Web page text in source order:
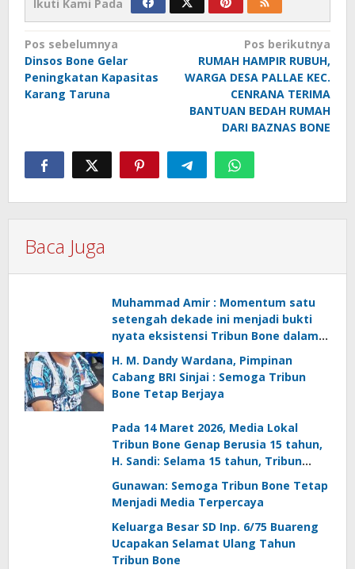
Ikuti Kami Pada
Navigasi
pos
Pos sebelumnya
Dinsos Bone Gelar
Peningkatan Kapasitas
Karang Taruna
Pos berikutnya
RUMAH HAMPIR RUBUH,
WARGA DESA PALLAE KEC.
CENRANA TERIMA
BANTUAN BEDAH RUMAH
DARI BAZNAS BONE
Baca Juga
Muhammad Amir : Momentum satu
setengah dekade ini menjadi bukti
nyata eksistensi Tribun Bone dalam
mengawal dinamika informasi dan
pembangunan di Kabupaten Bone
H. M. Dandy Wardana, Pimpinan
Cabang BRI Sinjai : Semoga Tribun
Bone Tetap Berjaya
Pada 14 Maret 2026, Media Lokal
Tribun Bone Genap Berusia 15 tahun,
H. Sandi: Selama 15 tahun, Tribun
Bone Sesungguhnya Telah Menjadi
Arsip Perjalanan Sosial, Politik,
Pendidikan, dan Ekonomi Masyarakat
Bone
Gunawan: Semoga Tribun Bone Tetap
Menjadi Media Terpercaya
Keluarga Besar SD Inp. 6/75 Buareng
Ucapakan Selamat Ulang Tahun
Tribun Bone